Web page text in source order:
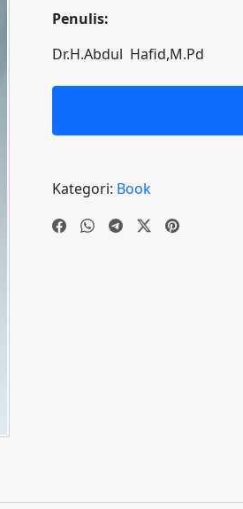
Penulis:
Dr.H.Abdul Hafid,M.Pd
Kategori: Book